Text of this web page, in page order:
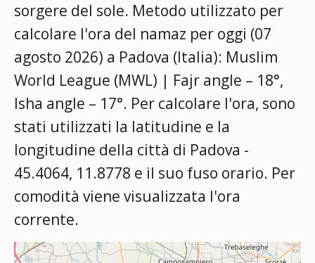
sorgere del sole. Metodo utilizzato per
calcolare l'ora del namaz per oggi (07
agosto 2026) a Padova (Italia): Muslim
World League (MWL) | Fajr angle – 18°,
Isha angle – 17°. Per calcolare l'ora, sono
stati utilizzati la latitudine e la
longitudine della città di Padova -
45.4064, 11.8778 e il suo fuso orario. Per
comodità viene visualizzata l'ora
corrente.